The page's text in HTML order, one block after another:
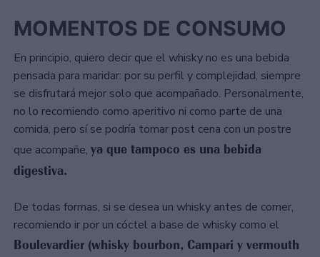
MOMENTOS DE CONSUMO
En principio, quiero decir que el whisky no es una bebida
pensada para maridar: por su perfil y complejidad, siempre
se disfrutará mejor solo que acompañado. Personalmente,
no lo recomiendo como aperitivo ni como parte de una
comida, pero sí se podría tomar post cena con un postre
que acompañe, ya que tampoco es una bebida
digestiva.
De todas formas, si se desea un whisky antes de comer,
recomiendo ir por un cóctel a base de whisky como el
Boulevardier (whisky bourbon, Campari y vermouth